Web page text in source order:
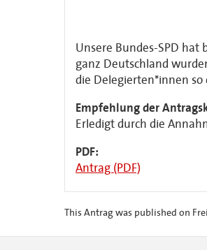
Unsere Bundes-SPD
ganz Deutschland
die Delegierten*innen so
Empfehlung der
Erledigt durch die
PDF:
Antrag (PDF)
This Antrag was published on